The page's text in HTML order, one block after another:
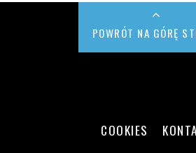
POWRÓT NA GÓRĘ
COOKIES